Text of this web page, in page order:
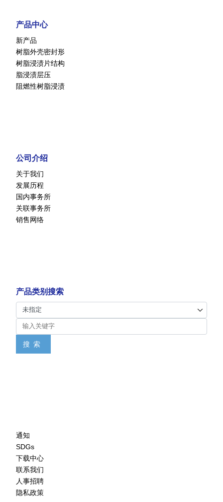
产品中心
新产品
树脂外壳密封形
树脂浸渍片结构
脂浸渍层压
阻燃性树脂浸渍
公司介绍
关于我们
发展历程
国内事务所
关联事务所
销售网络
产品类别搜索
搜索
通知
SDGs
下载中心
联系我们
人事招聘
隐私政策